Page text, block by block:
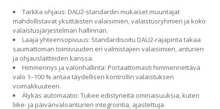
Tarkka ohjaus: DALI2-standardin mukaiset muuntajat
mahdollistavat yksittäisten valaisimien, valaistusryhmien ja koko
valaistusjärjestelmän hallinnan.
Laaja yhteensopivuus: Standardisoitu DALI2-rajapinta takaa
saumattoman toimivuuden eri valmistajien valaisimien, anturien
ja ohjauslaitteiden kanssa.
Himmennys ja valonhallinta: Portaattomasti himmennettävä
valo 1–100 % antaa täydellisen kontrollin valaistuksen
voimakkuuteen.
Älykäs automaatio: Tukee edistyneitä ominaisuuksia, kuten
liike- ja päivänvaloanturien integrointia, ajastettuja